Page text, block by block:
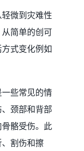
微到灾难性
简单的创可
式变化例如
些常见的情
颈部和背部
骼受伤。此
割伤和擦